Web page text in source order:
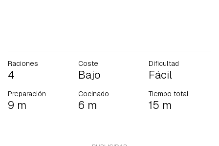
Raciones
4
Coste
Bajo
Dificultad
Fácil
Preparación
9 m
Cocinado
6 m
Tiempo total
15 m